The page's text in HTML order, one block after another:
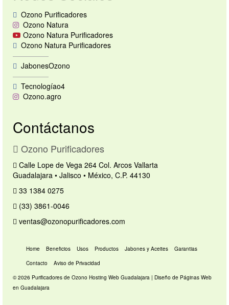
Ozono Purificadores
Ozono Natura
Ozono Natura Purificadores
Ozono Natura Purificadores
—————
JabonesOzono
—————
Tecnologíao4
Ozono.agro
Contáctanos
Ozono Purificadores
Calle Lope de Vega 264 Col. Arcos Vallarta
Guadalajara • Jalisco • México, C.P. 44130
33 1384 0275
(33) 3861-0046
ventas@ozonopurificadores.com
Home Beneficios Usos Productos Jabones y Aceites
Garantias
Contacto
Aviso de Privacidad
© 2026 Purificadores de Ozono Hosting Web Guadalajara | Diseño de Páginas Web
en Guadalajara